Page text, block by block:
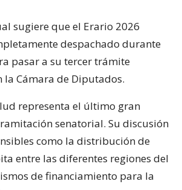
sugiere que el Erario 2026
despachado durante
pasar a su tercer trámite
la Cámara de Diputados.
representa el último gran
senatorial. Su discusión
como la distribución de
entre las diferentes regiones del
de financiamiento para la